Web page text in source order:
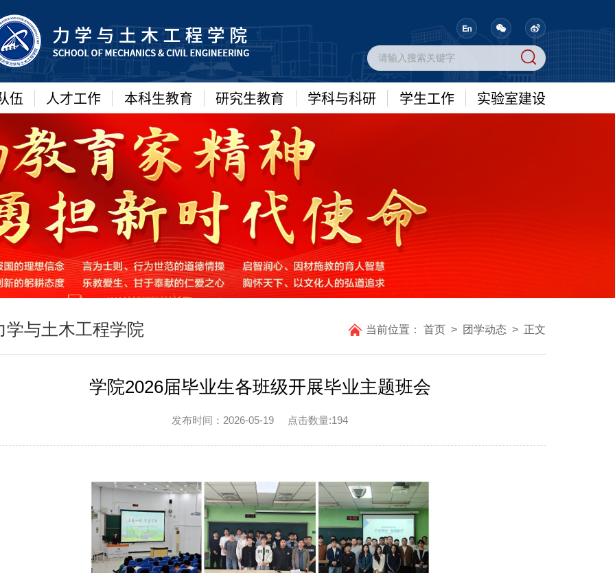
伍 人才工作 本科生教育 研究生教育 学科与科研 学生工作 实验室建设
学与土木工程学院 当前位置：首页 > 团学动态 > 正文
学院2026届毕业生各班级开展毕业主题班会
发布时间：2026-05-19 点击数量:194